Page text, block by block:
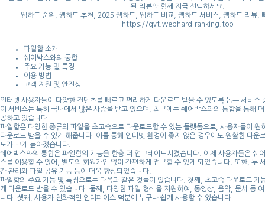
된 리뷰와 함께 지금 선택하세요.
웹하드 순위, 웹하드 추천, 2025 웹하드, 웹하드 비교, 웹하드 서비스, 웹하드 리뷰,
https://qvt.webhard-ranking.top
파일함 소개
쉐어박스와의 통합
주요 기능 및 특징
이용 방법
고객 지원 및 안전성
인터넷 사용자들이 다양한 컨텐츠를 빠르고 편리하게 다운로드 받을 수 있도록 돕는 서비스
이 서비스는 특히 국내에서 많은 사랑을 받고 있으며, 최근에는 쉐어박스와의 통합을 통해
공하고 있습니다.
파일함은 다양한 종류의 파일을 초고속으로 다운로드할 수 있는 플랫폼으로, 사용자들이 원
다운로드 받을 수 있게 해줍니다. 이를 통해 인터넷 환경이 좋지 않은 경우에도 원활한 다운
도가 크게 높아졌습니다.
쉐어박스와의 통합은 파일함의 기능을 한층 더 업그레이드시켰습니다. 이제 사용자들은 쉐
스를 이용할 수 있어, 별도의 회원가입 없이 간편하게 접근할 수 있게 되었습니다. 또한, 두
간 관리와 파일 공유 기능 등이 더욱 향상되었습니다.
파일함의 주요 기능 및 특징으로는 다음과 같은 것들이 있습니다. 첫째, 초고속 다운로드 기
게 다운로드 받을 수 있습니다. 둘째, 다양한 파일 형식을 지원하여, 동영상, 음악, 문서 등
니다. 셋째, 사용자 친화적인 인터페이스 덕분에 누구나 쉽게 사용할 수 있습니다.